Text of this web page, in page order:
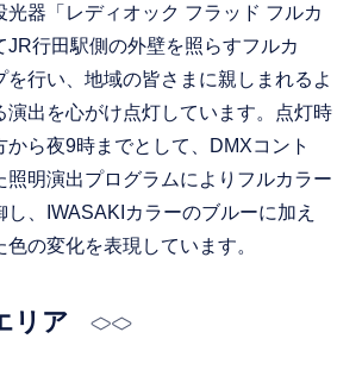
光器「レディオック フラッド フルカ
JR行田駅側の外壁を照らすフルカ
を行い、地域の皆さまに親しまれるよ
演出を心がけ点灯しています。点灯時
から夜9時までとして、DMXコント
照明演出プログラムによりフルカラー
し、IWASAKIカラーのブルーに加え
の変化を表現しています。
リア